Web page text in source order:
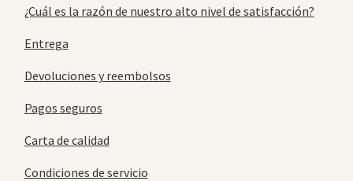
¿Cuál es la razón de nuestro alto nivel de satisfacción?
Entrega
Devoluciones y reembolsos
Pagos seguros
Carta de calidad
Condiciones de servicio